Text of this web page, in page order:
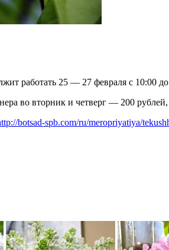
работать 25 — 27 февраля с 10:00
во вторник и четверг — 200
botsad-spb.com/ru/meropriyatiya/